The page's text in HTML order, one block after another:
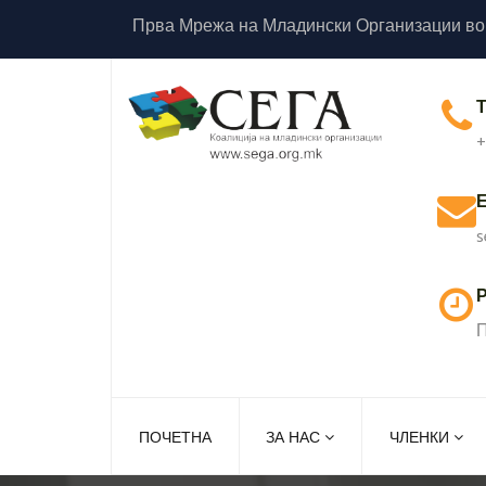
Прва Мрежа на Младински Организации
ПОЧЕТНА ЗА НАС ЧЛЕНКИ